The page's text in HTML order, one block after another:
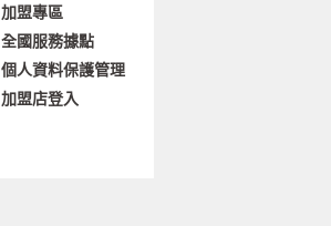
加盟專區
全國服務據點
個人資料保護管理
加盟店登入